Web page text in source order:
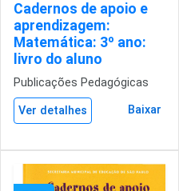
Cadernos de apoio e
aprendizagem:
Matemática: 3º ano:
livro do aluno
Publicações Pedagógicas
Ver detalhes Baixar